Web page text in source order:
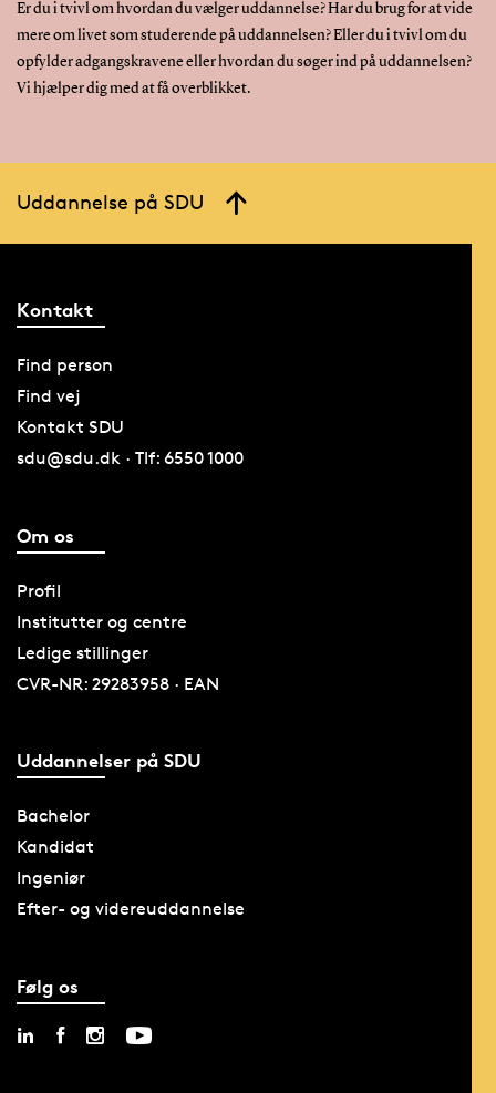
Er du i tvivl om hvordan du vælger uddannelse? Har du brug for at vide
mere om livet som studerende på uddannelsen? Eller du i tvivl om du
opfylder adgangskravene eller hvordan du søger ind på uddannelsen?
Vi hjælper dig med at få overblikket.
Uddannelse på SDU
Kontakt
Find person
Find vej
Kontakt SDU
sdu@sdu.dk · Tlf: 6550 1000
Om os
Profil
Institutter og centre
Ledige stillinger
CVR-NR: 29283958 · EAN
Uddannelser på SDU
Bachelor
Kandidat
Ingeniør
Efter- og videreuddannelse
Følg os